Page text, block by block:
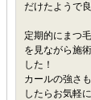
だけたようで
定期的にまつ
を見ながら施
した！
カールの強さ
したらお気軽